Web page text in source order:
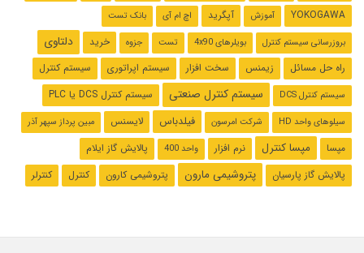
YOKOGAWA آموزش آپگرید اچ ام آی
بانک تست
بروزرسانی سیستم کنترل
بویلرهای 4x90 تست جزوه خرید دلتاوی
راه حل مسائل زیمنس سخت افزار سیستم اپراتوری سیستم کنترل
سیستم کنترل DCS سیستم کنترل صنعتی سیستم کنترل ‌DCS یا PLC
سیلوهای واحد HD شرکت امرسون فیلدباس لایسنس مبین پرداز سپهر آذر
مپسا مپسا کنترل نرم افزار واحد 400
پالایش گاز ایلام
پالایش گاز پارسیان
پتروشیمی مارون پتروشیمی کارون کنترل کنترلر